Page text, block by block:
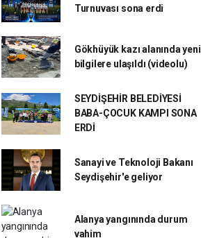
Turnuvası sona erdi
Gökhüyük kazı alanında yeni
bilgilere ulaşıldı (videolu)
SEYDİŞEHİR BELEDİYESİ
BABA-ÇOCUK KAMPI SONA
ERDİ
Sanayi ve Teknoloji Bakanı
Seydişehir'e geliyor
Alanya yangınında durum
vahim